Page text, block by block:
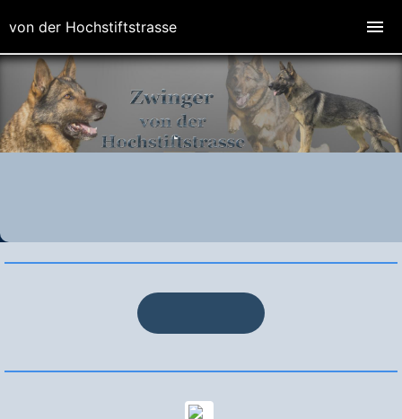
von der Hochstiftstrasse